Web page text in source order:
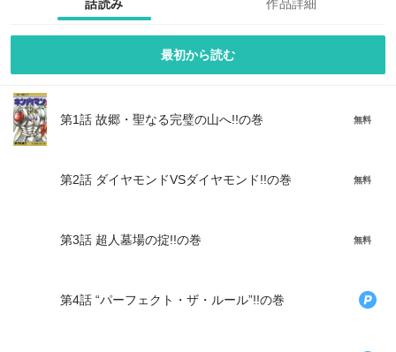
話読み
作品詳細
最初から読む
第1話 故郷・聖なる完璧の山へ!!の巻 無料
第2話 ダイヤモンドVSダイヤモンド!!の巻 無料
第3話 超人墓場の掟!!の巻 無料
第4話 “パーフェクト・ザ・ルール”!!の巻